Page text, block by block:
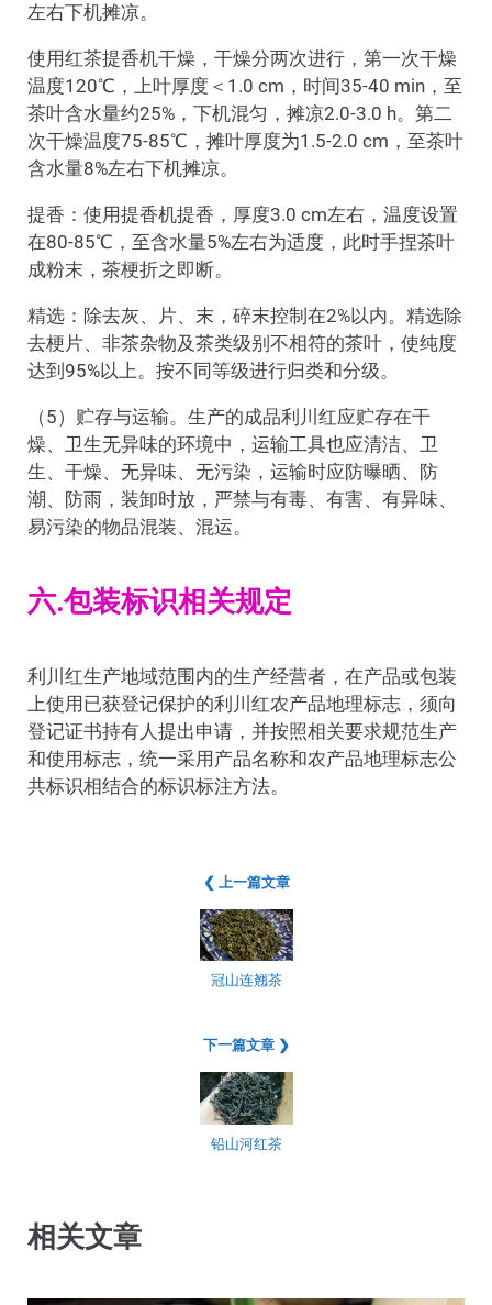
左右下机摊凉。
使用红茶提香机干燥，干燥分两次进行，第一次干燥
温度120℃，上叶厚度＜1.0 cm，时间35-40 min，至
茶叶含水量约25%，下机混匀，摊凉2.0-3.0 h。第二
次干燥温度75-85℃，摊叶厚度为1.5-2.0 cm，至茶叶
含水量8%左右下机摊凉。
提香：使用提香机提香，厚度3.0 cm左右，温度设置
在80-85℃，至含水量5%左右为适度，此时手捏茶叶
成粉末，茶梗折之即断。
精选：除去灰、片、末，碎末控制在2%以内。精选除
去梗片、非茶杂物及茶类级别不相符的茶叶，使纯度
达到95%以上。按不同等级进行归类和分级。
（5）贮存与运输。生产的成品利川红应贮存在干
燥、卫生无异味的环境中，运输工具也应清洁、卫
生、干燥、无异味、无污染，运输时应防曝晒、防
潮、防雨，装卸时放，严禁与有毒、有害、有异味、
易污染的物品混装、混运。
六.包装标识相关规定
利川红生产地域范围内的生产经营者，在产品或包装
上使用已获登记保护的利川红农产品地理标志，须向
登记证书持有人提出申请，并按照相关要求规范生产
和使用标志，统一采用产品名称和农产品地理标志公
共标识相结合的标识标注方法。
❮ 上一篇文章
冠山连翘茶
下一篇文章 ❯
铅山河红茶
相关文章